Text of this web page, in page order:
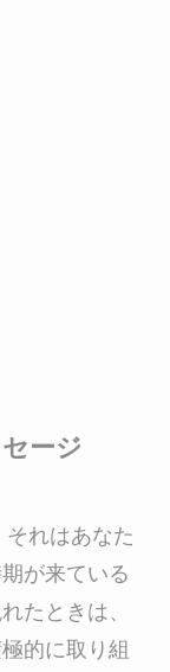
ージ
れはあなた
が来ている
たときは、
的に取り組